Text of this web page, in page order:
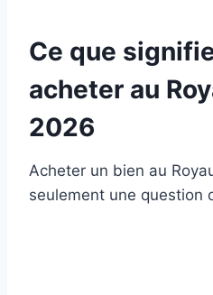
Ce que
acheter au
2026
Acheter un bien au
seulement une question